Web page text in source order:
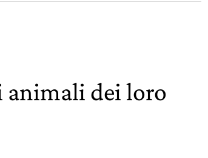
animali dei loro